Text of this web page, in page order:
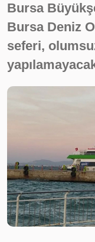
Bursa
Bursa Deniz
seferi,